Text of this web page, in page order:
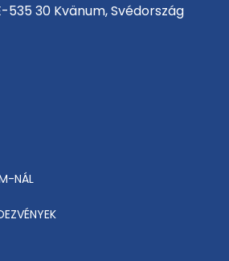
535 30 Kvänum, Svédország
NÁL